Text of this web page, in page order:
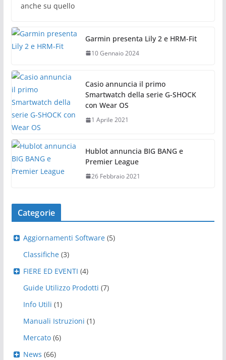
anche su quello
Garmin presenta Lily 2 e HRM-Fit
10 Gennaio 2024
Casio annuncia il primo
Smartwatch della serie G-SHOCK
con Wear OS
1 Aprile 2021
Hublot annuncia BIG BANG e
Premier League
26 Febbraio 2021
Categorie
Aggiornamenti Software (5)
Classifiche (3)
FIERE ED EVENTI (4)
Guide Utilizzo Prodotti (7)
Info Utili (1)
Manuali Istruzioni (1)
Mercato (6)
News (66)